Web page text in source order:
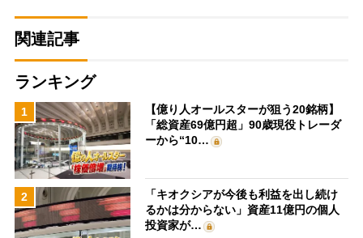
関連記事
ランキング
1
【億り人オールスターが狙う20銘柄】
「総資産69億円超」90歳現役トレーダ
ーから“10…
2
「キオクシアが今後も利益を出し続け
るかは分からない」資産11億円の個人
投資家が…